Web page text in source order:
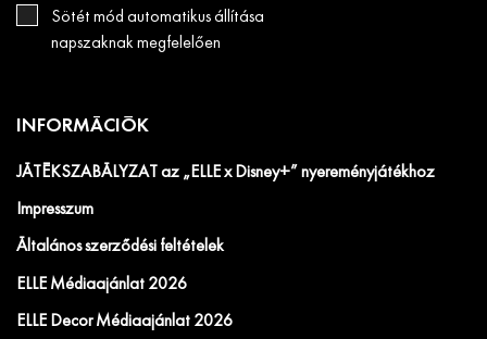
Sötét mód automatikus állítása
napszaknak megfelelően
INFORMÁCIÓK
JÁTÉKSZABÁLYZAT az „ELLE x Disney+” nyereményjátékhoz
Impresszum
Általános szerződési feltételek
ELLE Médiaajánlat 2026
ELLE Decor Médiaajánlat 2026